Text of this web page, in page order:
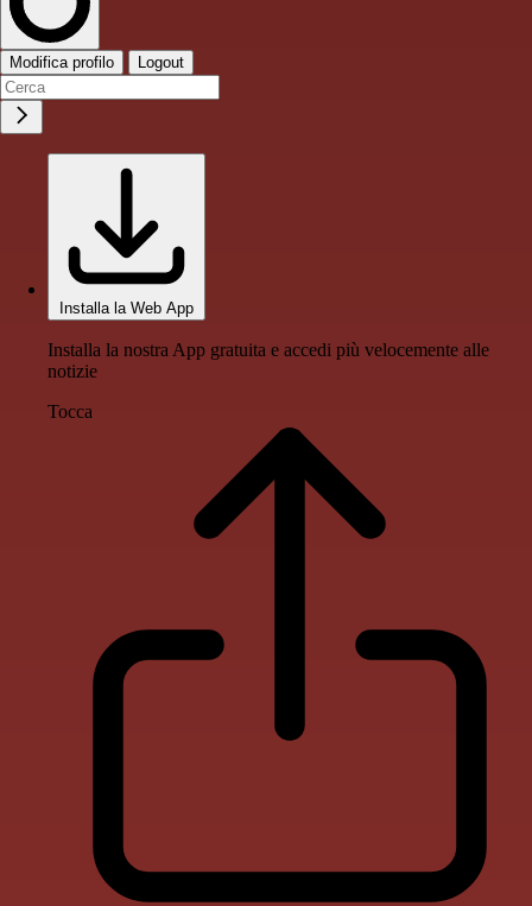
Modifica profilo Logout
Installa la Web App
Installa la nostra App gratuita e accedi più velocemente alle
notizie
Tocca